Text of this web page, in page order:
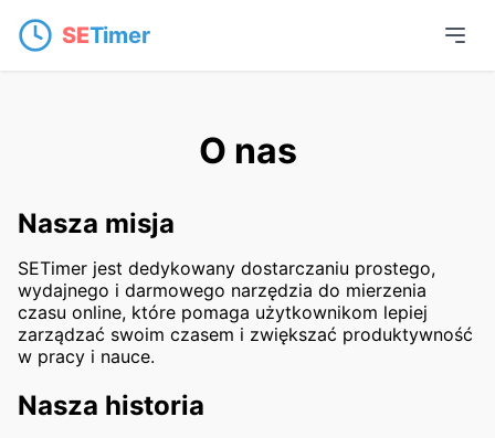
SETimer
O nas
Nasza misja
SETimer jest dedykowany dostarczaniu prostego,
wydajnego i darmowego narzędzia do mierzenia
czasu online, które pomaga użytkownikom lepiej
zarządzać swoim czasem i zwiększać produktywność
w pracy i nauce.
Nasza historia